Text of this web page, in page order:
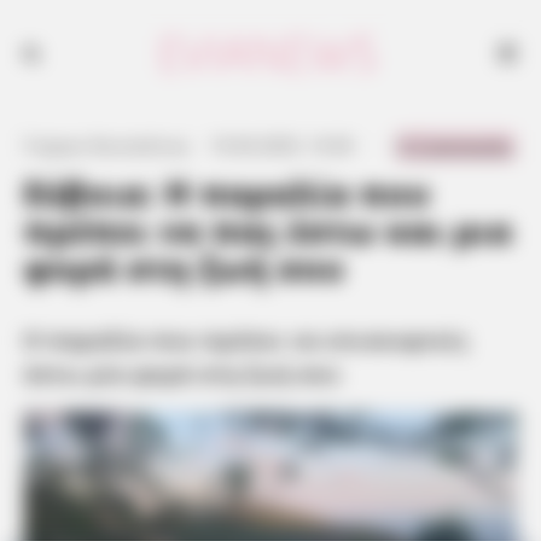
Εύβοια: Η παραλία που
πρέπει να πας έστω και μια
φορά στη ζωή σου
Η παραλία που πρέπει να επισκεφτείς